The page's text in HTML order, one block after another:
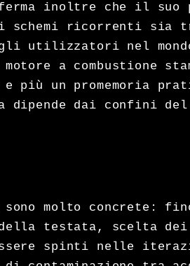
inoltre che il suo
di schemi ricorrenti
utilizzatori nel
a combustione
più un promemoria
dipende dai confini
sono molto concrete:
testata, scelta dei
spinti nelle